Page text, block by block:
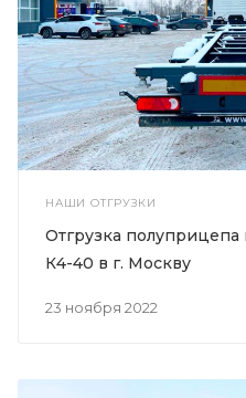
НАШИ ОТГРУЗКИ
23 ноября 2022
Отгрузка полуприцепа
К4-40 в г. Москву